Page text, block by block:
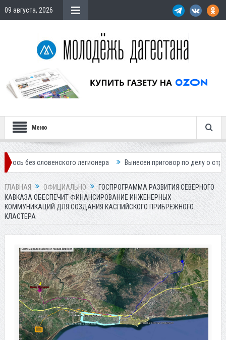
09 августа, 2026
Меню
легионера Вынесен приговор по делу о строительстве
ГЛАВНАЯ ОФИЦИАЛЬНО
ГОСПРОГРАММА РАЗВИТИЯ СЕВЕРНОГО
КАВКАЗА ОБЕСПЕЧИТ ФИНАНСИРОВАНИЕ ИНЖЕНЕРНЫХ
КОММУНИКАЦИЙ ДЛЯ СОЗДАНИЯ КАСПИЙСКОГО ПРИБРЕЖНОГО
КЛАСТЕРА